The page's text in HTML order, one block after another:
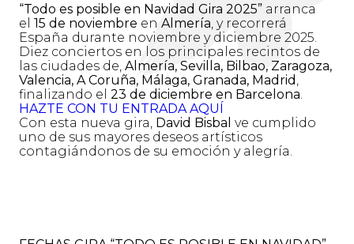
“Todo es posible en Navidad Gira 2025” arranca
el15 de noviembre enAlmería , y recorrerá
España durante noviembre y diciembre 2025.
Diez conciertos en los principales recintos de
las ciudades de,Almería, Sevilla, Bilbao, Zaragoza,
Valencia, A Coruña, Málaga, Granada, Madrid
finalizando el23 de diciembre en Barcelona
HAZTE CON TU ENTRADA AQUÍ
Con esta nueva gira, David Bisbal ve cumplido
uno de sus mayores deseos artísticos
contagiándonos de su emoción y alegría.